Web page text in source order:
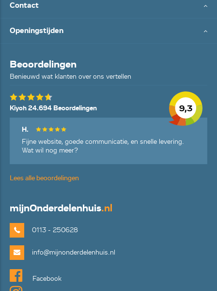
Contact
Openingstijden
Beoordelingen
Benieuwd wat klanten over ons vertellen
9,3
Kiyoh 24.694 Beoordelingen
H.
Fijne website, goede communicatie, en snelle levering.
Wat wil nog meer?
Lees alle beoordelingen
mijnOnderdelenhuis.nl
0113 - 250628
info@mijnonderdelenhuis.nl
Facebook